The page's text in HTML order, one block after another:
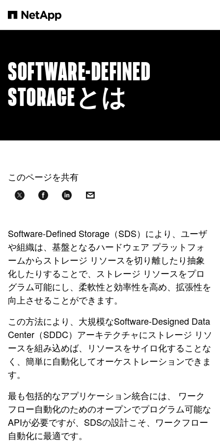
SOFTWARE-DEFINED
STORAGEとは
このページを共有
Software-Defined Storage（SDS）により、ユーザ
や組織は、基盤となるハードウェア プラットフォ
ームからストレージ リソースを切り離したり抽象
化したりすることで、ストレージ リソースをプロ
グラム可能にし、柔軟性と効率性を高め、拡張性を
向上させることができます。
この方法により、大規模なSoftware-Designed Data
Center（SDDC）アーキテクチャにストレージ リソ
ースを組み込めば、リソースをサイロ化することな
く、簡単に自動化してオーケストレーションできま
す。
最も包括的なアプリケーション統合には、 ワーク
フロー自動化のためのオープンでプログラム可能な
APIが必要ですが、SDSの設計こそ、ワークフロー
自動化に最適です。